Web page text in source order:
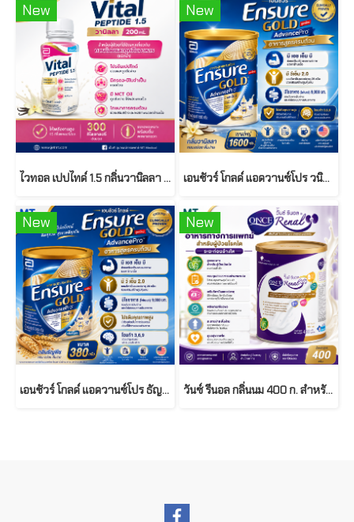
New
ไวทอล เปปไทด์ 1.5 กลิ่นวานิลลา ชนิดน้ำ ขนาด 200 มล. ( Vital Peptide 1.5 Vanilla RTD )
New
เอนชัวร์ โกลด์ แอดวานซ์โปร วนิลลา 1,600 ก. ( Ensure Gold Advance Pro Vanilla )
New
เอนชัวร์ โกลด์ แอดวานซ์โปร ธัญพืช 380 ก. ( Ensure Gold Advance Pro Wheat )
New
วันซ์ รีนอล กลิ่นนม 400 ก. สำหรับผู้ป่วยโรคไตระยะก่อนล้างไต 400 ก. ( ONCE Renal® Milk Flavor for Pre-Dialysis Patients )